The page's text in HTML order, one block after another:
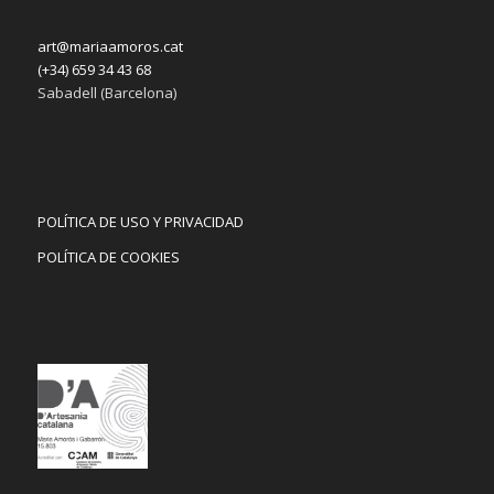
art@mariaamoros.cat
(+34) 659 34 43 68
Sabadell (Barcelona)
POLÍTICA DE USO Y PRIVACIDAD
POLÍTICA DE COOKIES